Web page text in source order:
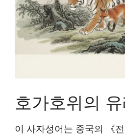
호가호위의 유
이 사자성어는 중국의 《